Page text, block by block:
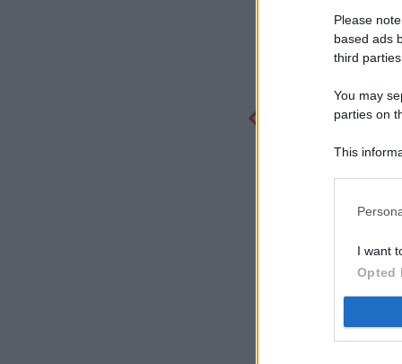
Please
based ads
third
You may
parties on
This
I want
Opted